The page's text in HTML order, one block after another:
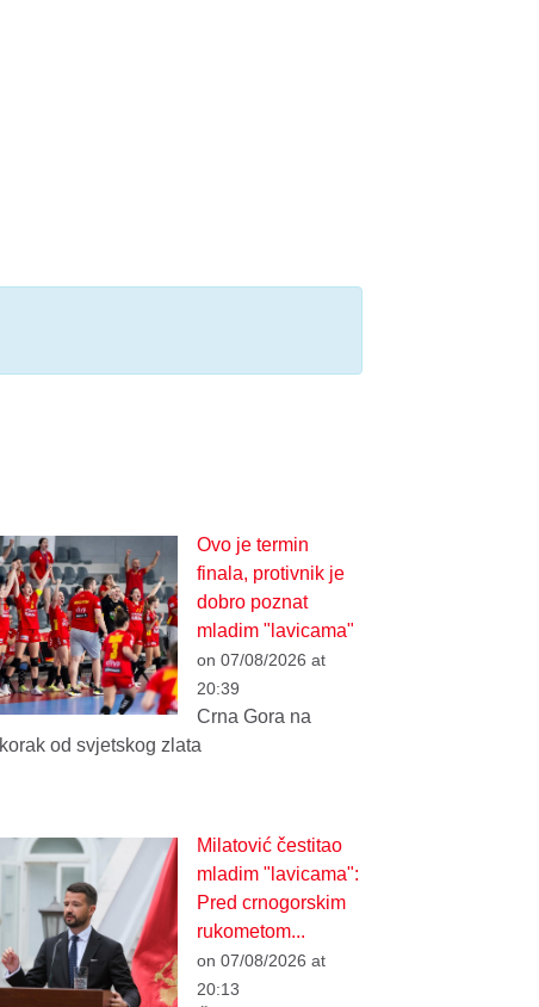
Ovo je termin
finala, protivnik je
dobro poznat
mladim "lavicama"
on 07/08/2026 at
20:39
Crna Gora na
korak od svjetskog zlata
Milatović čestitao
mladim "lavicama":
Pred crnogorskim
rukometom...
on 07/08/2026 at
20:13